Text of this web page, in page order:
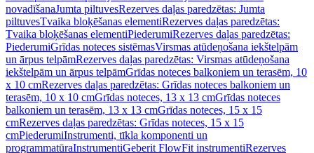
novadīšanaJumta piltuvesRezerves daļas paredzētas: Jumta
piltuvesTvaika bloķēšanas elementiRezerves daļas paredzētas:
Tvaika bloķēšanas elementiPiederumiRezerves daļas paredzētas:
PiederumiGrīdas noteces sistēmasVirsmas atūdeņošana iekštelpām
un ārpus telpāmRezerves daļas paredzētas: Virsmas atūdeņošana
iekštelpām un ārpus telpāmGrīdas noteces balkoniem un terasēm, 10
x 10 cmRezerves daļas paredzētas: Grīdas noteces balkoniem un
terasēm, 10 x 10 cmGrīdas noteces, 13 x 13 cmGrīdas noteces
balkoniem un terasēm, 13 x 13 cmGrīdas noteces, 15 x 15
cmRezerves daļas paredzētas: Grīdas noteces, 15 x 15
cmPiederumiInstrumenti, tīkla komponenti un
programmatūraInstrumentiGeberit FlowFit instrumentiRezerves